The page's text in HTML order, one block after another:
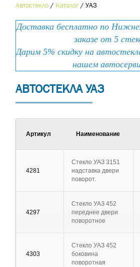
Автостекло / Каталог / УАЗ
Доставка бесплатно по
заказе от 5
Дарим 5% скидку на
нашем
АВТОСТЕКЛА УАЗ
Артикул Наименование
4281
Стекло УАЗ 3151
надставка двери
поворот.
4297
Стекло УАЗ 452
переднее двери
поворотное
4303
Стекло УАЗ 452
боковина
поворотная